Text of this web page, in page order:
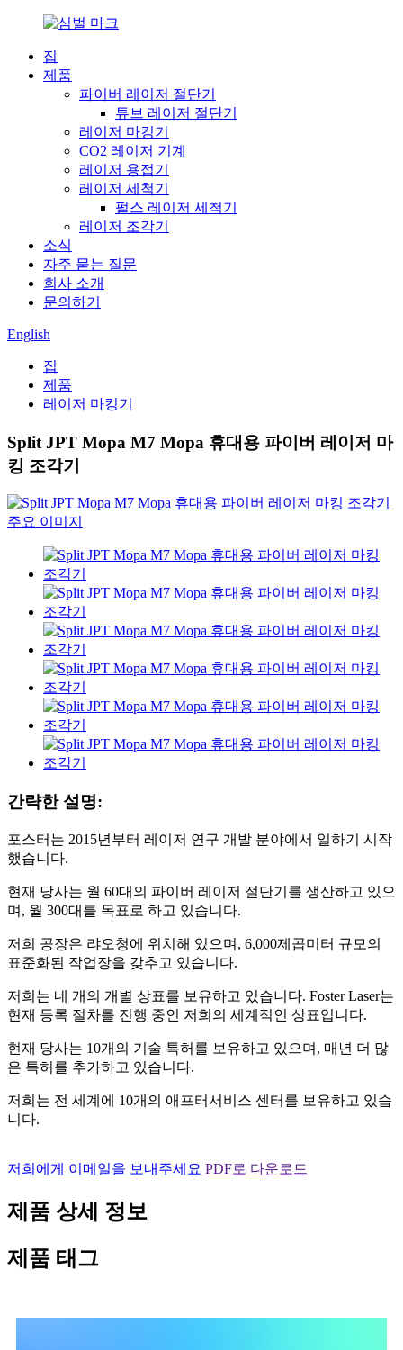
집
제품
파이버 레이저 절단기
튜브 레이저 절단기
레이저 마킹기
CO2 레이저 기계
레이저 용접기
레이저 세척기
펄스 레이저 세척기
레이저 조각기
소식
자주 묻는 질문
회사 소개
문의하기
English
집
제품
레이저 마킹기
Split JPT Mopa M7 Mopa 휴대용 파이버 레이저 마
킹 조각기
간략한 설명:
포스터는 2015년부터 레이저 연구 개발 분야에서 일하기 시작
했습니다.
현재 당사는 월 60대의 파이버 레이저 절단기를 생산하고 있으
며, 월 300대를 목표로 하고 있습니다.
저희 공장은 랴오청에 위치해 있으며, 6,000제곱미터 규모의
표준화된 작업장을 갖추고 있습니다.
저희는 네 개의 개별 상표를 보유하고 있습니다. Foster Laser는
현재 등록 절차를 진행 중인 저희의 세계적인 상표입니다.
현재 당사는 10개의 기술 특허를 보유하고 있으며, 매년 더 많
은 특허를 추가하고 있습니다.
저희는 전 세계에 10개의 애프터서비스 센터를 보유하고 있습
니다.
저희에게 이메일을 보내주세요 PDF로 다운로드
제품 상세 정보
제품 태그